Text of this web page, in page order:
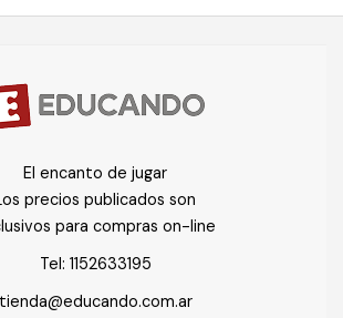
El encanto de jugar
precios publicados son
para compras on-line
Tel: 1152633195
tienda@educando.com.ar